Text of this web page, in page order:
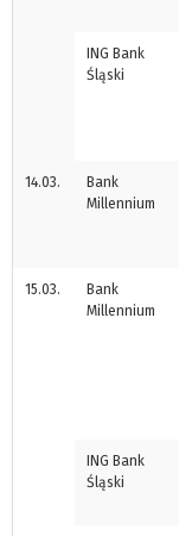
ING Bank
Śląski
14.03.
Bank
Millennium
15.03.
Bank
Millennium
ING Bank
Śląski